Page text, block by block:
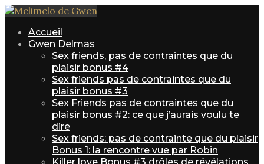
Accueil
Gwen Delmas
Sex friends, pas de contraintes que du
plaisir bonus #4
Sex friends pas de contraintes que du
plaisir bonus #3
Sex Friends pas de contraintes que du
plaisir bonus #2: ce que j’aurais voulu te
dire
Sex friends: pas de contrainte que du plaisir
Bonus 1: la rencontre vue par Robin